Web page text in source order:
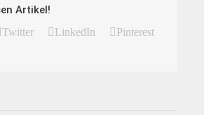
Artikel!
Twitter LinkedIn
Pinterest